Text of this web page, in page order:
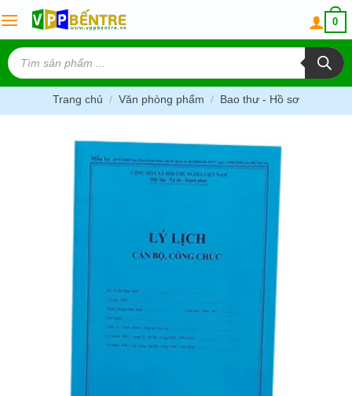
to
content
0
Tìm
kiếm
sản
phẩm
Trang chủ / Văn phòng phẩm / Bao thư - Hồ sơ